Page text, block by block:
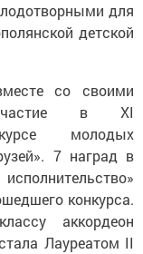
для
детской
со своими
участие в XI
молодых
7 наград в
конкурса.
аккордеон
Лауреатом II